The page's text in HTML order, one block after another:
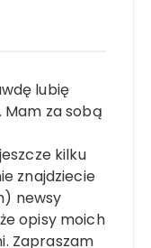
lubię
Mam za sobą
kilku
znajdziecie
newsy
opisy moich
Zapraszam